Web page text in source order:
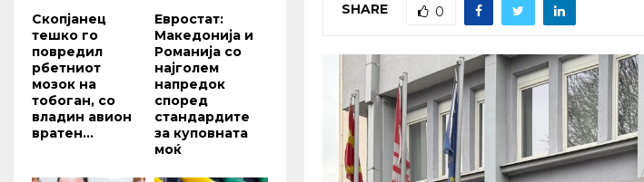
SHARE 0
Скопјанец
тешко го
повредил
рбетниот
мозок на
тобоган, со
владин авион
вратен...
Евростат:
Македонија и
Романија со
најголем
напредок
според
стандардите
за куповната
моќ